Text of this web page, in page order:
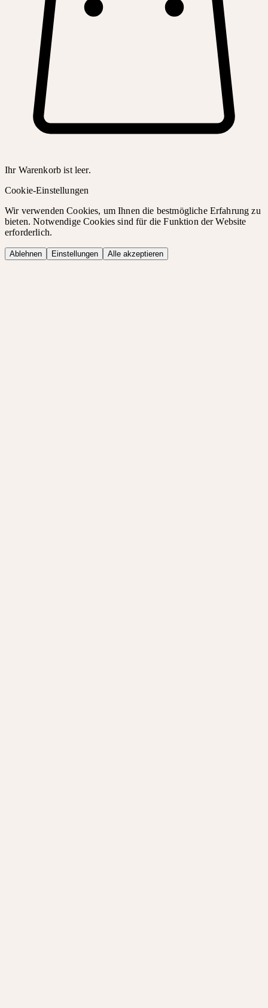
Ihr Warenkorb ist leer.
Cookie-Einstellungen
Wir verwenden Cookies, um Ihnen die bestmögliche Erfahrung zu
bieten. Notwendige Cookies sind für die Funktion der Website
erforderlich.
Ablehnen Einstellungen Alle akzeptieren